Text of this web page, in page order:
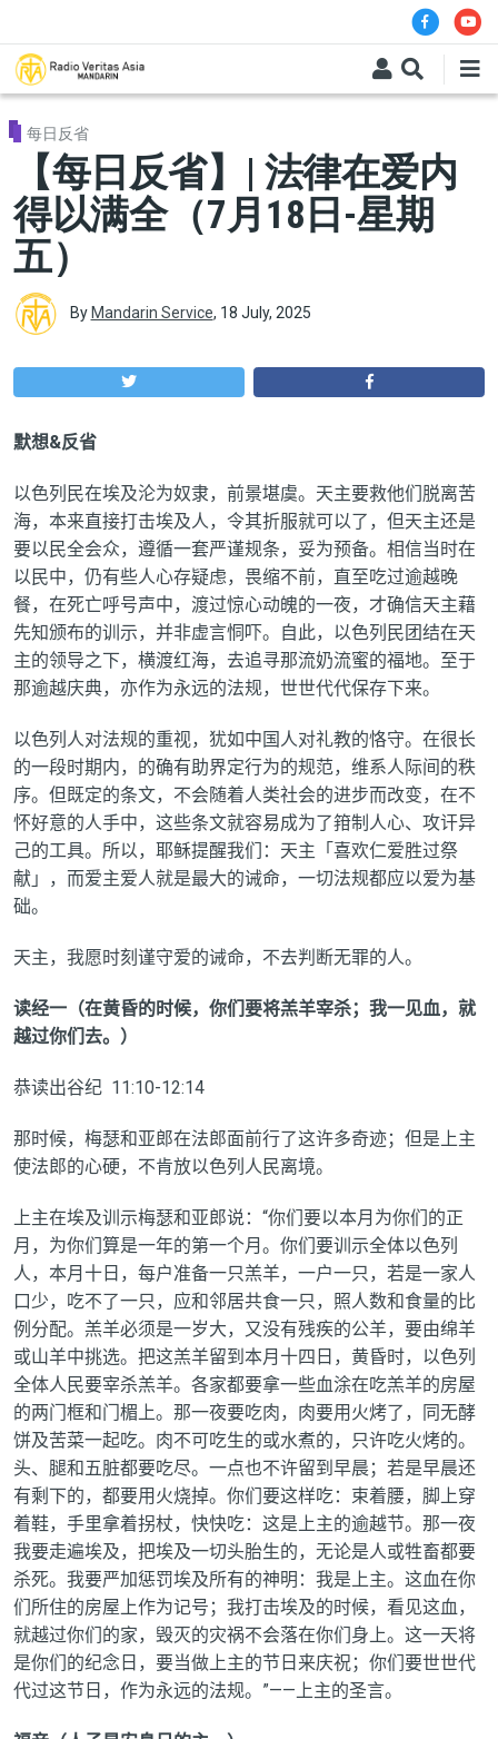
每日反省
【每日反省】| 法律在爱内
得以满全（7月18日-星期
五）
By Mandarin Service, 18 July, 2025
默想&反省
以色列民在埃及沦为奴隶，前景堪虞。天主要救他们脱离苦
海，本来直接打击埃及人，令其折服就可以了，但天主还是
要以民全会众，遵循一套严谨规条，妥为预备。相信当时在
以民中，仍有些人心存疑虑，畏缩不前，直至吃过逾越晚
餐，在死亡呼号声中，渡过惊心动魄的一夜，才确信天主藉
先知颁布的训示，并非虚言恫吓。自此，以色列民团结在天
主的领导之下，横渡红海，去追寻那流奶流蜜的福地。至于
那逾越庆典，亦作为永远的法规，世世代代保存下来。
以色列人对法规的重视，犹如中国人对礼教的恪守。在很长
的一段时期内，的确有助界定行为的规范，维系人际间的秩
序。但既定的条文，不会随着人类社会的进步而改变，在不
怀好意的人手中，这些条文就容易成为了箝制人心、攻讦异
己的工具。所以，耶稣提醒我们：天主「喜欢仁爱胜过祭
献」，而爱主爱人就是最大的诫命，一切法规都应以爱为基
础。
天主，我愿时刻谨守爱的诫命，不去判断无罪的人。
读经一（在黄昏的时候，你们要将羔羊宰杀；我一见血，就
越过你们去。）
恭读出谷纪11:10-12:14
那时候，梅瑟和亚郎在法郎面前行了这许多奇迹；但是上主
使法郎的心硬，不肯放以色列人民离境。
上主在埃及训示梅瑟和亚郎说：“你们要以本月为你们的正
月，为你们算是一年的第一个月。你们要训示全体以色列
人，本月十日，每户准备一只羔羊，一户一只，若是一家人
口少，吃不了一只，应和邻居共食一只，照人数和食量的比
例分配。羔羊必须是一岁大，又没有残疾的公羊，要由绵羊
或山羊中挑选。把这羔羊留到本月十四日，黄昏时，以色列
全体人民要宰杀羔羊。各家都要拿一些血涂在吃羔羊的房屋
的两门框和门楣上。那一夜要吃肉，肉要用火烤了，同无酵
饼及苦菜一起吃。肉不可吃生的或水煮的，只许吃火烤的。
头、腿和五脏都要吃尽。一点也不许留到早晨；若是早晨还
有剩下的，都要用火烧掉。你们要这样吃：束着腰，脚上穿
着鞋，手里拿着拐杖，快快吃：这是上主的逾越节。那一夜
我要走遍埃及，把埃及一切头胎生的，无论是人或牲畜都要
杀死。我要严加惩罚埃及所有的神明：我是上主。这血在你
们所住的房屋上作为记号；我打击埃及的时候，看见这血，
就越过你们的家，毁灭的灾祸不会落在你们身上。这一天将
是你们的纪念日，要当做上主的节日来庆祝；你们要世世代
代过这节日，作为永远的法规。”——上主的圣言。